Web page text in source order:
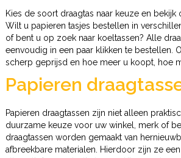
Kies de soort draagtas naar keuze en bekijk
Wilt u papieren tasjes bestellen in
of bent u op zoek naar koeltassen? Alle
eenvoudig in een paar klikken te bestellen.
scherp geprijsd en hoe meer u koopt, hoe
Papieren
Papieren draagtassen zijn niet alleen
duurzame keuze voor uw winkel, merk of
draagtassen worden gemaakt van
afbreekbare materialen. Hierdoor zijn ze